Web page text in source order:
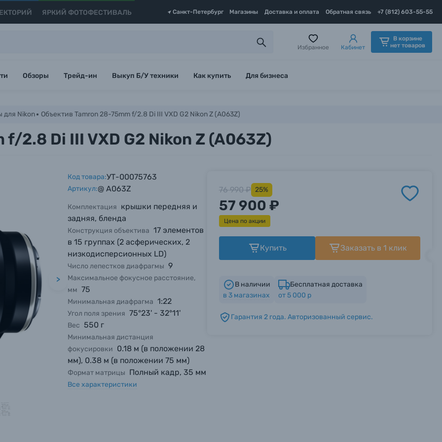
ЯРКИЙ ФОТОФЕСТИВАЛЬ Санкт-Петербург Магазины Доставка и оплата Обратная связь +7 (812) 603-55-55
Избранное Кабинет
В корзине
нет товаров
Обзоры Трейд-ин Выкуп Б/У техники Как купить Для бизнеса
для Nikon Объектив Tamron 28-75mm f/2.8 Di III VXD G2 Nikon Z (A063Z)
2.8 Di III VXD G2 Nikon Z (A063Z)
>
Код товара:УТ-00075763
Артикул:@ A063Z
Комплектация крышки передняя и
задняя, бленда
Конструкция объектива 17 элементов
в 15 группах (2 асферических, 2
низкодисперсионных LD)
Число лепестков диафрагмы 9
Максимальное фокусное расстояние,
мм 75
Минимальная диафрагма 1:22
Угол поля зрения 75°23' - 32°11'
Вес 550 г
Минимальная дистанция
фокусировки 0.18 м (в положении 28
мм), 0.38 м (в положении 75 мм)
Формат матрицы Полный кадр, 35 мм
Все характеристики
76 990 ₽ 25%
57 900 ₽
Цена по акции
Купить Заказать в 1 клик
В наличии
в 3магазинах
Бесплатная доставка
от 5 000 р
Гарантия 2 года. Авторизованный сервис.